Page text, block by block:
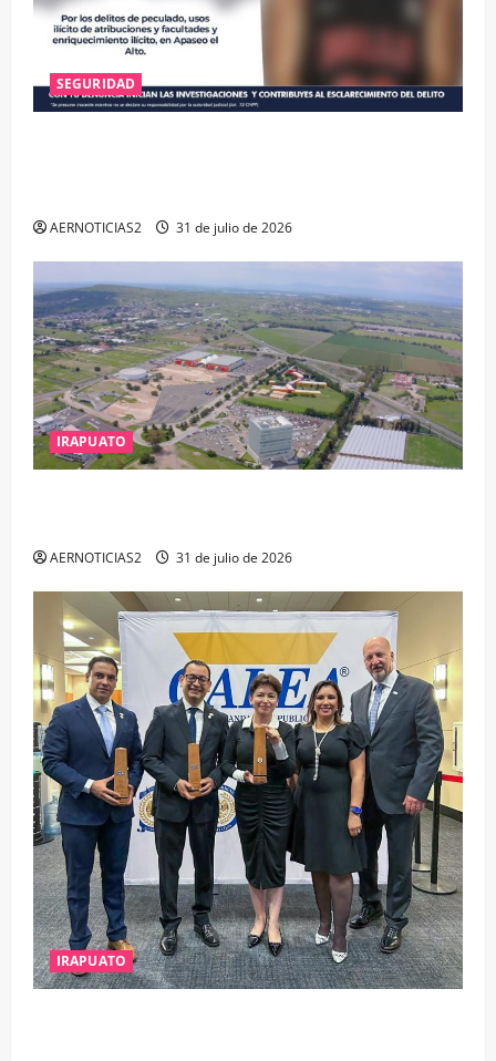
SEGURIDAD
AERNOTICIAS2 31 de julio de 2026
IRAPUATO
AERNOTICIAS2 31 de julio de 2026
IRAPUATO